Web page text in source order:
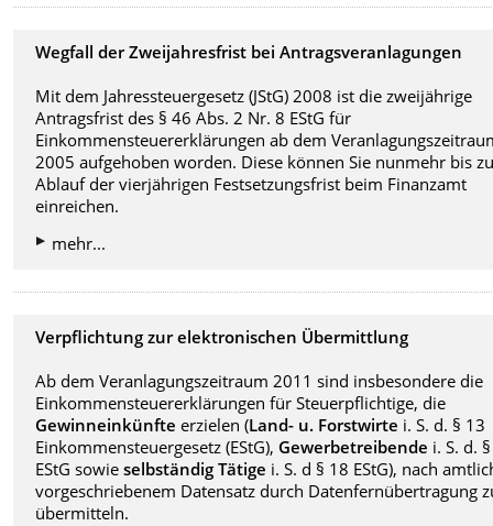
Wegfall der Zweijahresfrist bei Antragsveranlagungen
Mit dem Jahressteuergesetz (JStG) 2008 ist die zweijährige
Antragsfrist des § 46 Abs. 2 Nr. 8 EStG für
Einkommensteuererklärungen ab dem
2005 aufgehoben worden. Diese können Sie nunmehr bis
Ablauf der vierjährigen Festsetzungsfrist beim Finanzamt
einreichen.
mehr...
Verpflichtung zur elektronischen Übermittlung
Ab dem Veranlagungszeitraum 2011 sind insbesondere die
Einkommensteuererklärungen für Steuerpflichtige, die
Gewinneinkünfte erzielen (Land- u. Forstwirte i. S. d. § 13
Einkommensteuergesetz (EStG), Gewerbetreibende i. S. d.
EStG sowieselbständig Tätige i. S. d § 18 EStG), nach
vorgeschriebenem Datensatz durch Datenfernübertragung
übermitteln.